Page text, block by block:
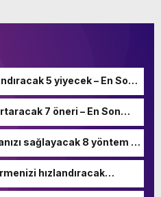
5 yiyecek – En Son
7 öneri – En Son
sağlayacak 8 yöntem –
hızlandıracak